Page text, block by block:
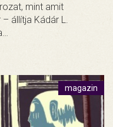
mint amit
állítja Kádár L.
magazin